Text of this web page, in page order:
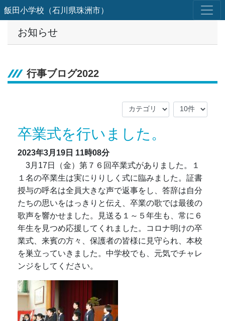
飯田小学校（石川県珠洲市）
お知らせ
行事ブログ2022
卒業式を行いました。
2023年3月19日 11時08分
3月17日（金）第７６回卒業式がありました。１
１名の卒業生は実にりりしく式に臨みました。証書
授与の呼名は全員大きな声で返事をし、答辞は自分
たちの思いをはっきりと伝え、卒業の歌では最後の
歌声を響かせました。見送る１～５年生も、常に６
年生を見つめ応援してくれました。コロナ明けの卒
業式、来賓の方々、保護者の皆様に見守られ、本校
を巣立っていきました。中学校でも、元気でチャレ
ンジをしてください。